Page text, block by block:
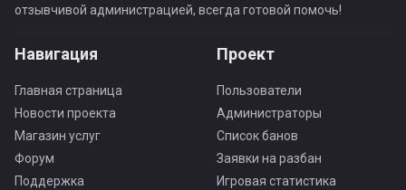
отзывчивой администрацией, всегда готовой помочь!
Навигация
Главная страница
Новости проекта
Магазин услуг
Форум
Поддержка
Проект
Пользователи
Администраторы
Список банов
Заявки на разбан
Игровая статистика